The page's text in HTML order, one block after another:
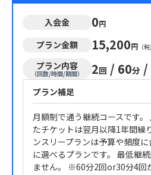
入会金 0円
プラン金額 15,200円 （
プラン内容
（回数/時間/期間） 2回 / 60分 /
プラン補足
月額制で通う継続コースです
たチケットは翌月以降1年間繰
ンスリープランは予算や頻度
に選べるプランです。 最低継
ません。 ※60分2回or30分4回